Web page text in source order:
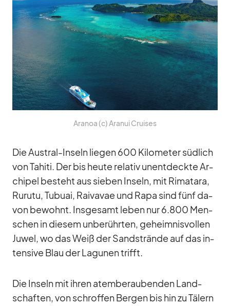
Ara­noa (c) Ara­nui Crui­ses
Die Aus­tral-In­seln lie­gen 600 Ki­lo­me­ter süd­lich
von Ta­hiti. Der bis heute re­la­tiv un­ent­deckte Ar­
chi­pel be­steht aus sie­ben In­seln, mit Ri­mat­ara,
Ru­rutu, Tu­buai, Rai­va­vae und Rapa sind fünf da­
von be­wohnt. Ins­ge­samt le­ben nur 6.800 Men­
schen in die­sem un­be­rühr­ten, ge­heim­nis­vol­len
Ju­wel, wo das Weiß der Sand­strände auf das in­
ten­sive Blau der La­gu­nen trifft.
Die In­seln mit ih­ren atem­be­rau­ben­den Land­
schaf­ten, von schrof­fen Ber­gen bis hin zu Tä­lern